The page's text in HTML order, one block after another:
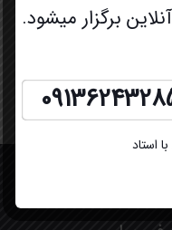
استاد